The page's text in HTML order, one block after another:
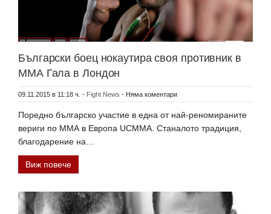
Български боец нокаутира своя противник в
ММА Гала в Лондон
09.11.2015 в 11:18 ч. - Fight News - Няма коментари
Поредно българско участие в една от най-реномираните
вериги по ММА в Европа UCMMA. Станалото традиция,
благодарение на…
Виж повече